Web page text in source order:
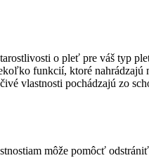
o pleť pre váš typ
funkcií, ktoré nahrádzajú
vlastnosti pochádzajú zo
môže pomôcť